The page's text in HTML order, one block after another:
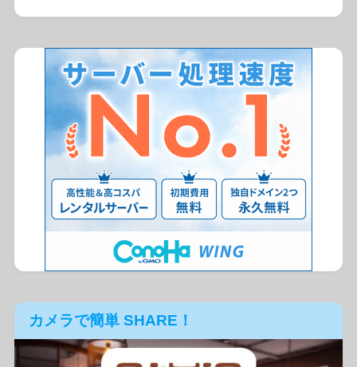
カメラで簡単 SHARE！